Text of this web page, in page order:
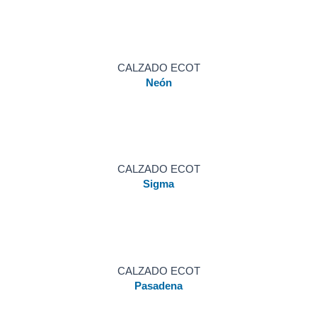
CALZADO ECOT
Neón
CALZADO ECOT
Sigma
CALZADO ECOT
Pasadena